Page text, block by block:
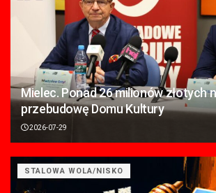
Mielec. Ponad 26 milionów złotych
przebudowę Domu Kultury
2026-07-29
STALOWA WOLA/NISKO